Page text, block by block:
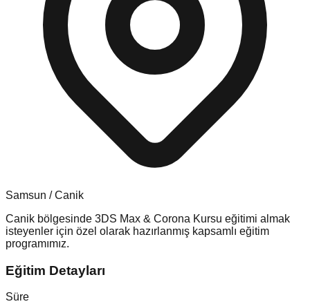
Samsun /Canik
Canik bölgesinde 3DS Max & Corona Kursu eğitimi almak
isteyenler için özel olarak hazırlanmış kapsamlı eğitim
programımız.
Eğitim Detayları
Süre